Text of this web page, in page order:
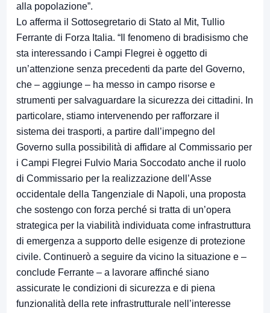
alla popolazione”.
Lo afferma il Sottosegretario di Stato al Mit, Tullio
Ferrante di Forza Italia. “Il fenomeno di bradisismo che
sta interessando i Campi Flegrei è oggetto di
un’attenzione senza precedenti da parte del Governo,
che – aggiunge – ha messo in campo risorse e
strumenti per salvaguardare la sicurezza dei cittadini. In
particolare, stiamo intervenendo per rafforzare il
sistema dei trasporti, a partire dall’impegno del
Governo sulla possibilità di affidare al Commissario per
i Campi Flegrei Fulvio Maria Soccodato anche il ruolo
di Commissario per la realizzazione dell’Asse
occidentale della Tangenziale di Napoli, una proposta
che sostengo con forza perché si tratta di un’opera
strategica per la viabilità individuata come infrastruttura
di emergenza a supporto delle esigenze di protezione
civile. Continuerò a seguire da vicino la situazione e –
conclude Ferrante – a lavorare affinché siano
assicurate le condizioni di sicurezza e di piena
funzionalità della rete infrastrutturale nell’interesse